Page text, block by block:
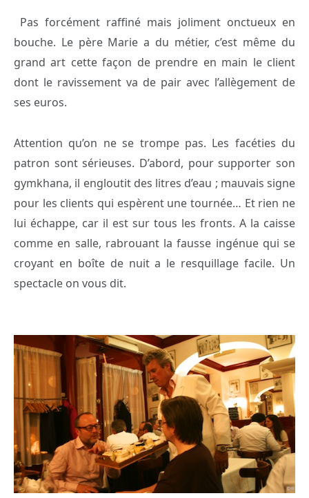
Pas forcément raffiné mais joliment onctueux en
bouche. Le père Marie a du métier, c’est même du
grand art cette façon de prendre en main le client
dont le ravissement va de pair avec l’allègement de
ses euros.
Attention qu’on ne se trompe pas. Les facéties du
patron sont sérieuses. D’abord, pour supporter son
gymkhana, il engloutit des litres d’eau ; mauvais signe
pour les clients qui espèrent une tournée… Et rien ne
lui échappe, car il est sur tous les fronts. A la caisse
comme en salle, rabrouant la fausse ingénue qui se
croyant en boîte de nuit a le resquillage facile. Un
spectacle on vous dit.